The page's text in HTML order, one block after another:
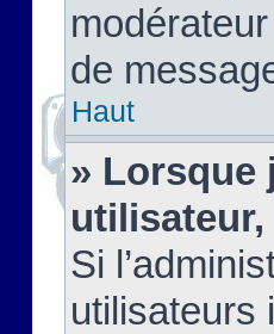
de
Haut
» Lorsque
utilisateur,
Si
utilisateurs